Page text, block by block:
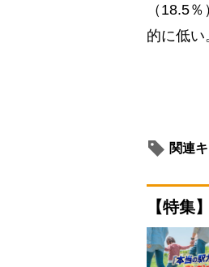
（18.5
的に低い
関連
【特集